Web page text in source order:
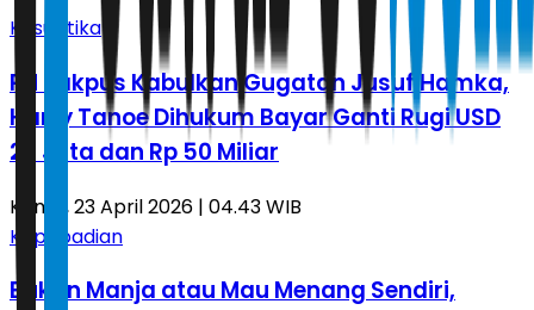
Kasuistika
PN Jakpus Kabulkan Gugatan Jusuf Hamka,
Harry Tanoe Dihukum Bayar Ganti Rugi USD
28 Juta dan Rp 50 Miliar
Kamis, 23 April 2026 | 04.43 WIB
Kepribadian
Bukan Manja atau Mau Menang Sendiri,